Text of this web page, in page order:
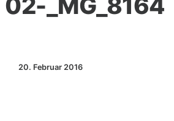
20. Februar 2016